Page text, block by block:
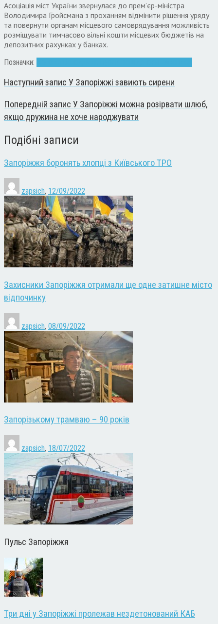
Асоціація міст України звернулася до прем’єр-міністра
Володимира Гройсмана з проханням відмінити рішення уряду
та повернути органам місцевого самоврядування можливість
розміщувати тимчасово вільні кошти місцевих бюджетів на
депозитних рахунках у банках.
Позначки:
Наступний запис У Запоріжжі завиють сирени
Попередній запис У Запоріжжі можна розірвати шлюб,
якщо дружина не хоче народжувати
Подібні записи
Запоріжжя боронять хлопці з Київського ТРО
zapsich, 12/09/2022
Захисники Запоріжжя отримали ще одне затишне місто
відпочинку
zapsich, 08/09/2022
Запорізькому трамваю – 90 років
zapsich, 18/07/2022
Пульс Запоріжжя
Три дні у Запоріжжі пролежав нездетонований КАБ